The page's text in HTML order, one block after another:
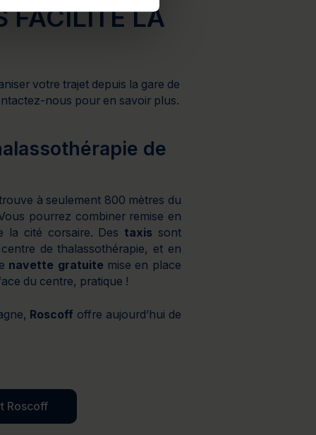
FACILITE LA
votre trajet depuis la gare de
nous pour en savoir plus.
de
à seulement 800 mètres du
pourrez combiner remise en
la cité corsaire. Des taxis sont
de thalassothérapie, et en
navette gratuite mise en place
du centre, pratique !
Roscoff offre aujourd’hui de
Roscoff